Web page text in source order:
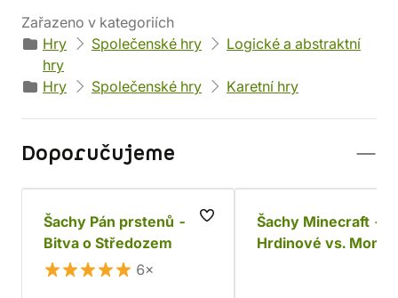
Zařazeno v kategoriích
Hry
Společenské hry
Logické a abstraktní
hry
Hry
Společenské hry Karetní hry
Doporučujeme
Šachy Pán prstenů -
Bitva o Středozem
6×
Šachy Minecraft -
Hrdinové vs.